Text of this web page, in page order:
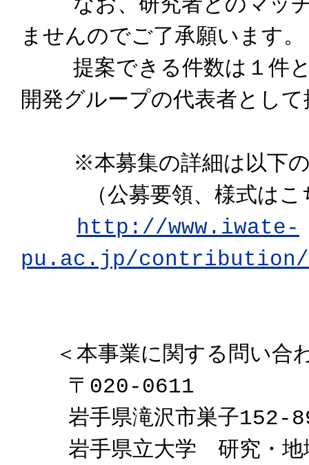
なお、研究者とのマッチ
ませんのでご了承願います。
提案できる件数は１件と
開発グループの代表者とし
※本募集の詳細は以下の
（公募要領、様式はこ
http://www.iwate-
pu.ac.jp/contribution/
＜本事業に関する問い合
〒020-0611
岩手県滝沢市巣子152-
岩手県立大学 研究・地